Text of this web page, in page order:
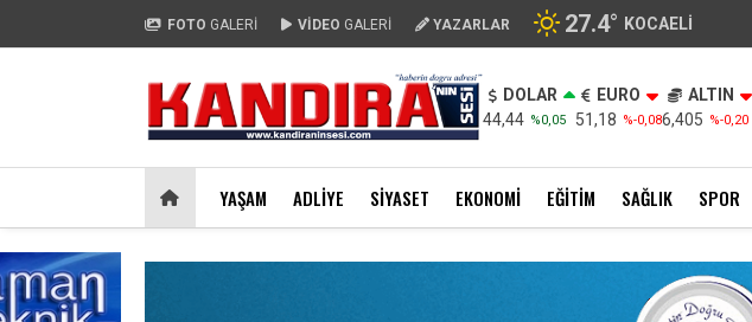
FOTO GALERİ VİDEO GALERİ YAZARLAR 27.4° KOCAELI
DOLAR
44,44 %0,05
EURO
51,18 %-0,08
ALTIN
6,405 %-0,20
YAŞAM ADLIYE SIYASET EKONOMI EĞITIM SAĞLIK SPOR